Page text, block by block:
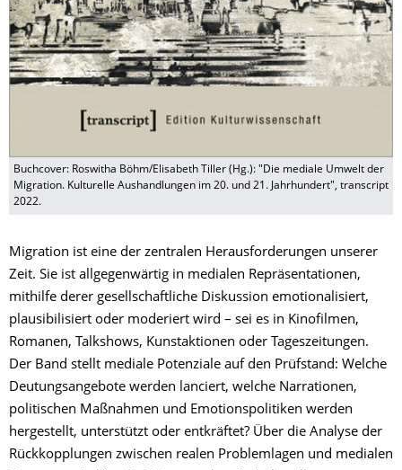
Buchcover: Roswitha Böhm/Elisabeth Tiller (Hg.): "Die mediale Umwelt der
Migration. Kulturelle Aushandlungen im 20. und 21. Jahrhundert", transcript
2022.
Migration ist eine der zentralen Herausforderungen unserer
Zeit. Sie ist allgegenwärtig in medialen Repräsentationen,
mithilfe derer gesellschaftliche Diskussion emotionalisiert,
plausibilisiert oder moderiert wird – sei es in Kinofilmen,
Romanen, Talkshows, Kunstaktionen oder Tageszeitungen.
Der Band stellt mediale Potenziale auf den Prüfstand: Welche
Deutungsangebote werden lanciert, welche Narrationen,
politischen Maßnahmen und Emotionspolitiken werden
hergestellt, unterstützt oder entkräftet? Über die Analyse der
Rückkopplungen zwischen realen Problemlagen und medialen